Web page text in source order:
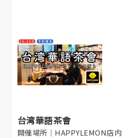
台湾華語茶會
開催場所｜HAPPYLEMON店内